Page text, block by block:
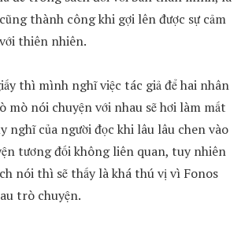
thành công khi gợi lên được sự cảm
thiên nhiên.
thì mình nghĩ việc tác giả để hai nhân
mò nói chuyện với nhau sẽ hơi làm mất
nghĩ của người đọc khi lâu lâu chen vào
tương đối không liên quan, tuy nhiên
nói thì sẽ thấy là khá thú vị vì Fonos
trò chuyện.